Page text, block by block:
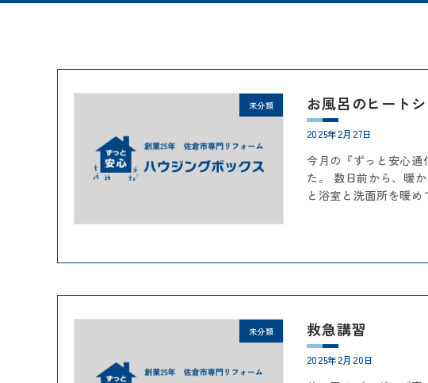
未分類 お風呂のヒート
2025年2月27日
今月の『ずっと安心通
た。 数日前から、暖
と浴室と洗面所を暖
未分類 救急講習
2025年2月20日